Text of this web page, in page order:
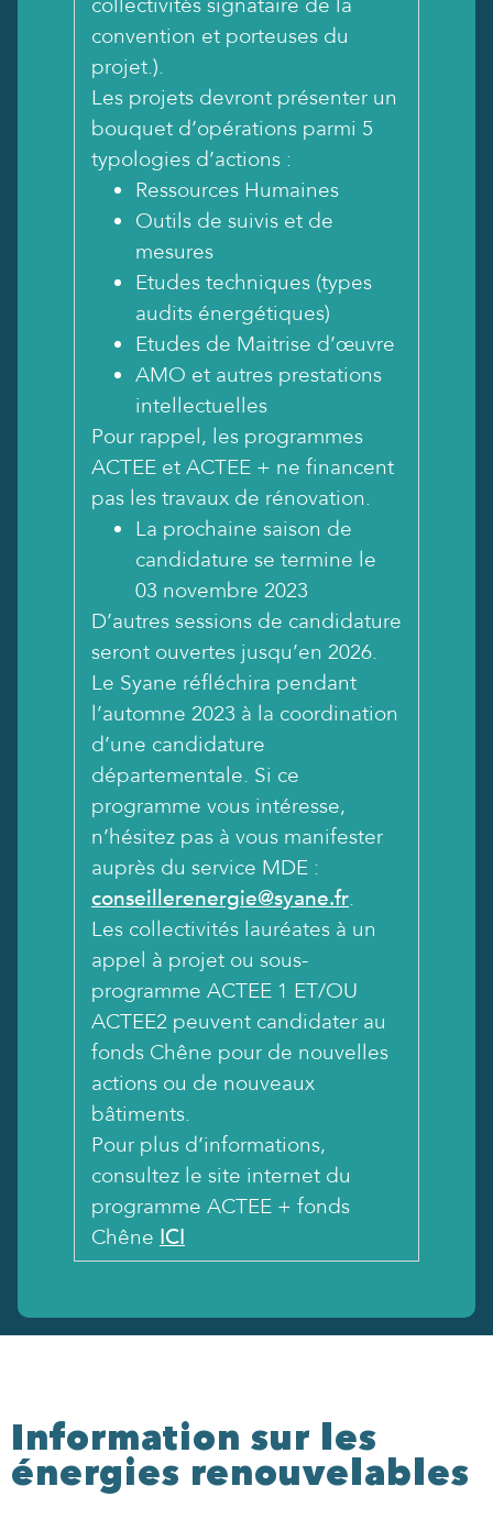
convention et porteuses du
projet.).
Les projets devront présenter un
bouquet d’opérations parmi 5
typologies d’actions :
Ressources Humaines
Outils de suivis et de
mesures
Etudes techniques (types
audits énergétiques)
Etudes de Maitrise d’œuvre
AMO et autres prestations
intellectuelles
Pour rappel, les programmes
ACTEE et ACTEE + ne financent
pas les travaux de rénovation.
La prochaine saison de
candidature se termine le
03 novembre 2023
D’autres sessions de candidature
seront ouvertes jusqu’en 2026.
Le Syane réfléchira pendant
l’automne 2023 à la coordination
d’une candidature
départementale. Si ce
programme vous intéresse,
n’hésitez pas à vous manifester
auprès du service MDE :
conseillerenergie@syane.fr.
Les collectivités lauréates à un
appel à projet ou sous-
programme ACTEE 1 ET/OU
ACTEE2 peuvent candidater au
fonds Chêne pour de nouvelles
actions ou de nouveaux
bâtiments.
Pour plus d’informations,
consultez le site internet du
programme ACTEE + fonds
Chêne ICI
Information sur les
énergies renouvelables